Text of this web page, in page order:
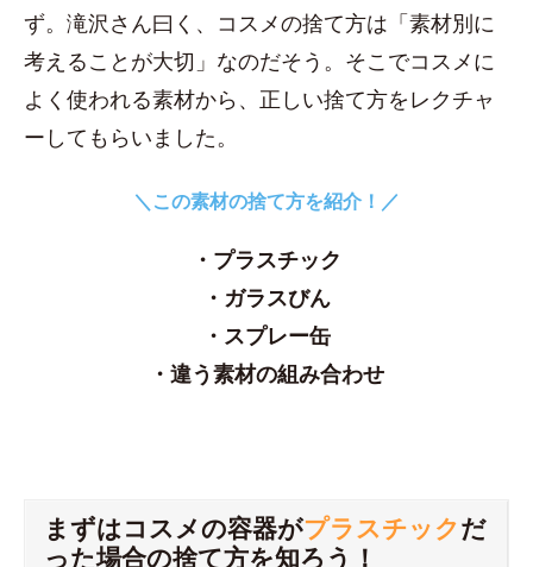
ず。滝沢さん曰く、コスメの捨て方は「素材別に
考えることが大切」なのだそう。そこでコスメに
よく使われる素材から、正しい捨て方をレクチャ
ーしてもらいました。
＼この素材の捨て方を紹介！／
・プラスチック
・ガラスびん
・スプレー缶
・違う素材の組み合わせ
まずはコスメの容器がプラスチックだ
った場合の捨て方を知ろう！